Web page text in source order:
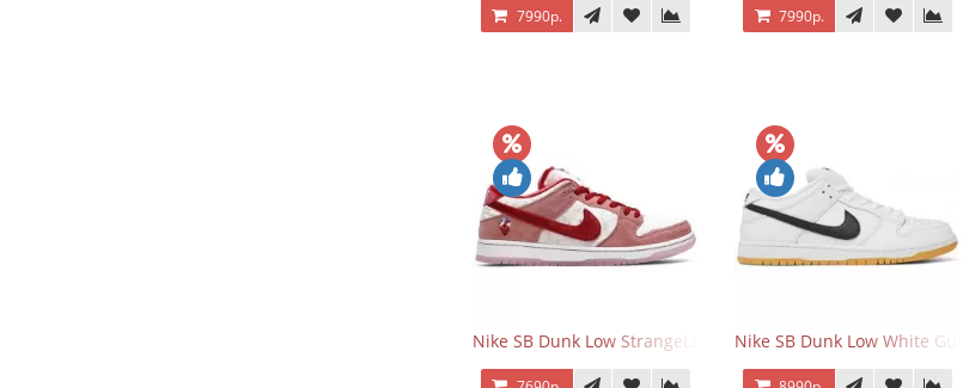
7990р. 7990р.
Nike SB Dunk Low StrangeLove Valentine's DayNike SB Dunk Low White Gum